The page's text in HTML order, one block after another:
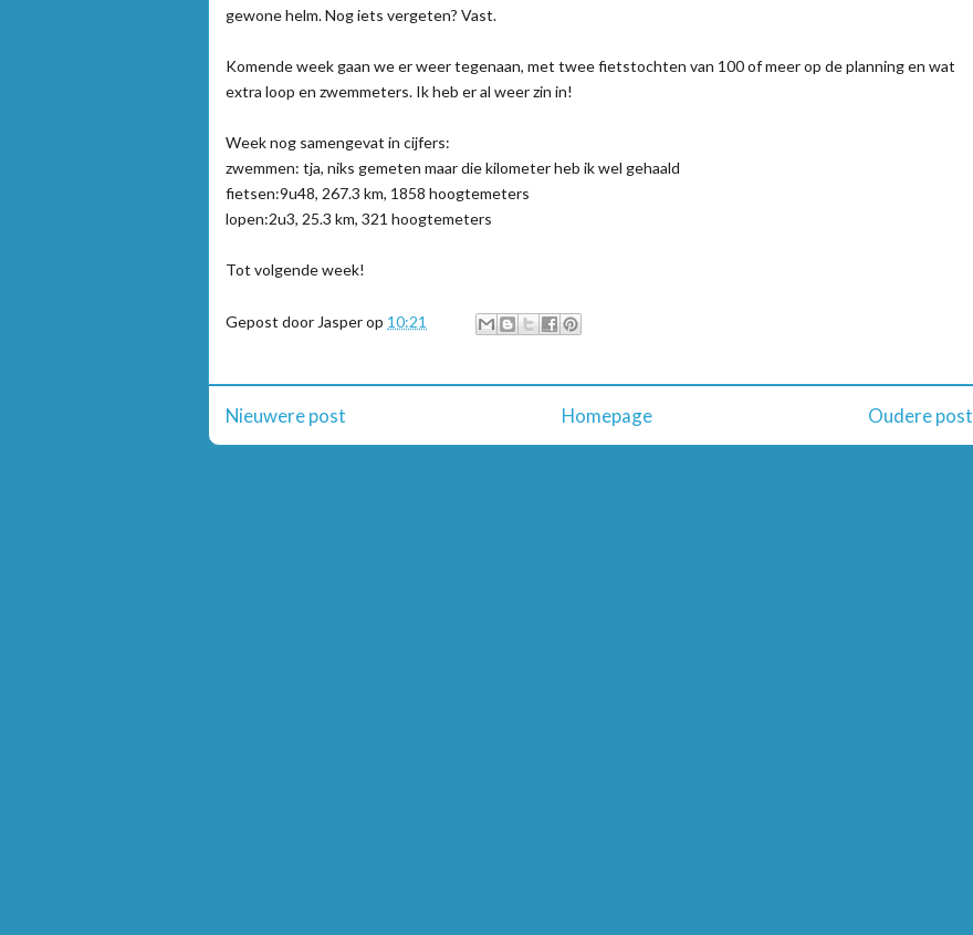
gewone helm. Nog iets vergeten? Vast.
Komende week gaan we er weer tegenaan, met twee fietstochten van 100 of meer op de planning en wat
extra loop en zwemmeters. Ik heb er al weer zin in!
Week nog samengevat in cijfers:
zwemmen: tja, niks gemeten maar die kilometer heb ik wel gehaald
fietsen:9u48, 267.3 km, 1858 hoogtemeters
lopen:2u3, 25.3 km, 321 hoogtemeters
Tot volgende week!
Gepost door Jasperop 10:21
Nieuwere post Oudere post
Homepage